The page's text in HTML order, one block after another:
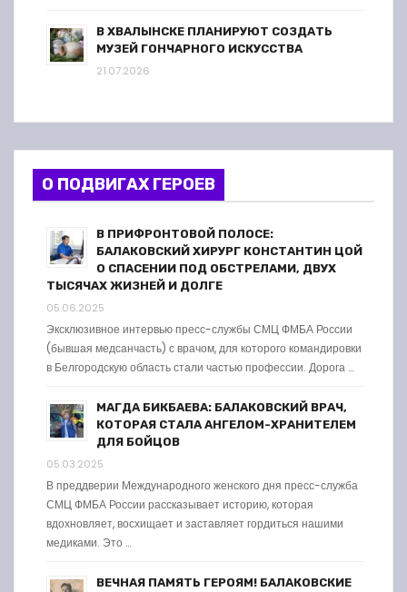
В ХВАЛЫНСКЕ ПЛАНИРУЮТ СОЗДАТЬ
МУЗЕЙ ГОНЧАРНОГО ИСКУССТВА
21.07.2026
О ПОДВИГАХ ГЕРОЕВ
В ПРИФРОНТОВОЙ ПОЛОСЕ:
БАЛАКОВСКИЙ ХИРУРГ КОНСТАНТИН ЦОЙ
О СПАСЕНИИ ПОД ОБСТРЕЛАМИ, ДВУХ
ТЫСЯЧАХ ЖИЗНЕЙ И ДОЛГЕ
05.06.2025
Эксклюзивное интервью пресс-службы СМЦ ФМБА России
(бывшая медсанчасть) с врачом, для которого командировки
в Белгородскую область стали частью профессии. Дорога …
МАГДА БИКБАЕВА: БАЛАКОВСКИЙ ВРАЧ,
КОТОРАЯ СТАЛА АНГЕЛОМ-ХРАНИТЕЛЕМ
ДЛЯ БОЙЦОВ
05.03.2025
В преддверии Международного женского дня пресс-служба
СМЦ ФМБА России рассказывает историю, которая
вдохновляет, восхищает и заставляет гордиться нашими
медиками. Это …
ВЕЧНАЯ ПАМЯТЬ ГЕРОЯМ! БАЛАКОВСКИЕ